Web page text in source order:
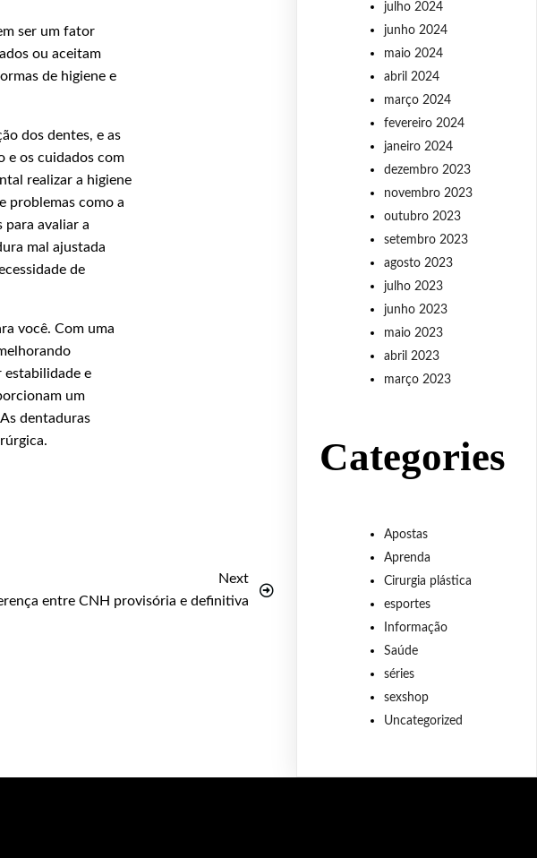
ser um fator
ou aceitam
de higiene e
dos dentes, e as
e os cuidados com
realizar a higiene
problemas como a
para avaliar a
mal ajustada
de
você. Com uma
estabilidade e
um
dentaduras
Next
entre CNH provisória e definitiva
julho 2024
junho 2024
maio 2024
abril 2024
março 2024
fevereiro 2024
janeiro 2024
dezembro 2023
novembro 2023
outubro 2023
setembro 2023
agosto 2023
julho 2023
junho 2023
maio 2023
abril 2023
março 2023
Categories
Apostas
Aprenda
Cirurgia plástica
esportes
Informação
Saúde
séries
sexshop
Uncategorized